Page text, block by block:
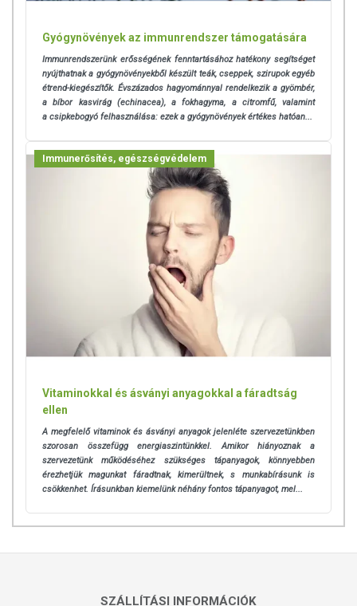
Gyógynövények az immunrendszer támogatására
Immunrendszerünk erősségének fenntartásához hatékony segítséget
nyújthatnak a gyógynövényekből készült teák, cseppek, szirupok egyéb
étrend-kiegészítők. Évszázados hagyománnyal rendelkezik a gyömbér,
a bíbor kasvirág (echinacea), a fokhagyma, a citromfű, valamint
a csipkebogyó felhasználása: ezek a gyógynövények értékes hatóan...
Immunerősítés, egészségvédelem
Vitaminokkal és ásványi anyagokkal a fáradtság
ellen
A megfelelő vitaminok és ásványi anyagok jelenléte szervezetünkben
szorosan összefügg energiaszintünkkel. Amikor hiányoznak a
szervezetünk működéséhez szükséges tápanyagok, könnyebben
érezhetjük magunkat fáradtnak, kimerültnek, s munkabírásunk is
csökkenhet. Írásunkban kiemelünk néhány fontos tápanyagot, mel...
SZÁLLÍTÁSI INFORMÁCIÓK